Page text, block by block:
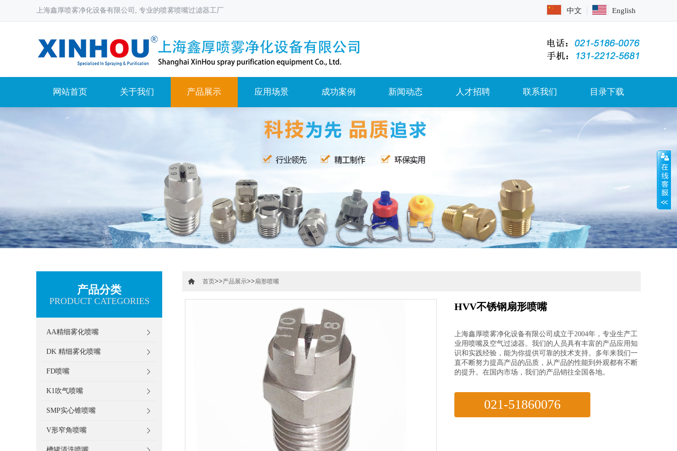
上海鑫厚喷雾净化设备有限公司, 专业的喷雾喷嘴过滤器工厂 中文 English
网站首页 关于我们 产品展示 应用场景 成功案例 新闻动态 人才招聘 联系我们 目录下载
产品分类
PRODUCT CATEGORIES
AA精细雾化喷嘴
DK 精细雾化喷嘴
FD喷嘴
K1吹气喷嘴
SMP实心锥喷嘴
V形窄角喷嘴
首页>>产品展示>>扇形喷嘴
HVV不锈钢扇形喷嘴
上海鑫厚喷雾净化设备有限公司成立于2004年，专业生产工
业用喷嘴及空气过滤器。我们的人员具有丰富的产品应用知
识和实践经验，能为你提供可靠的技术支持。多年来我们一
直不断努力提高产品的品质，从产品的性能到外观都有不断
的提升。在国内市场，我们的产品销往全国各地。
021-51860076